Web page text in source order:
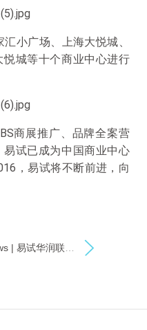
小广场、上海大悦城、
城等十个商业中心进行
商展推广、品牌全案营
试已成为中国商业中心
，易试将不断前进，向